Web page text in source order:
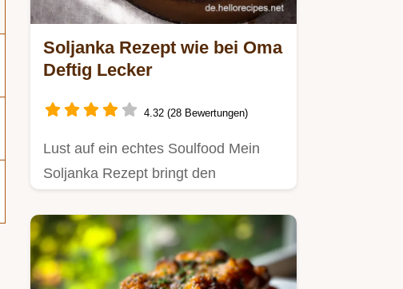
Soljanka Rezept wie bei Oma
Deftig Lecker
4.32 (28 Bewertungen)
Lust auf ein echtes Soulfood Mein
Soljanka Rezept bringt den
Teller…